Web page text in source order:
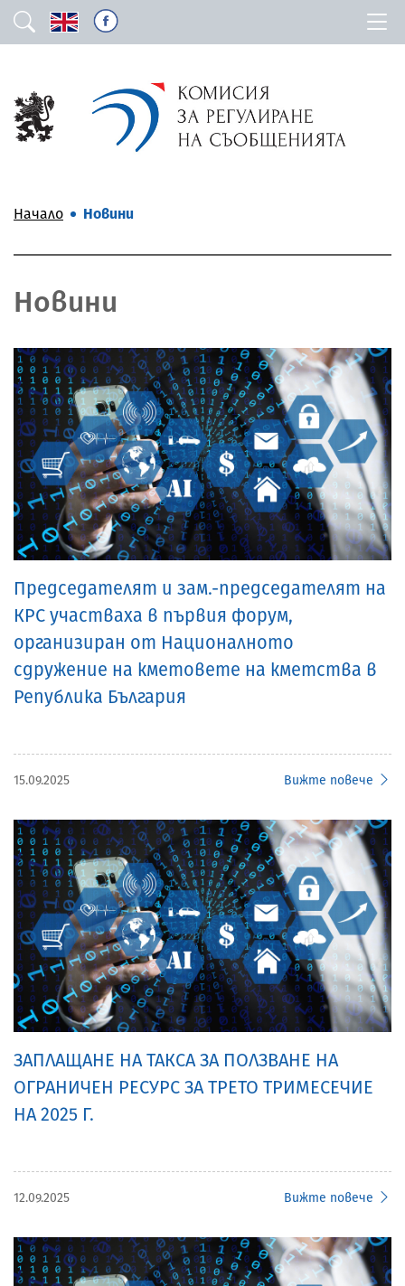
Начало Новини
Новини
Председателят и зам.-председателят на
КРС участваха в първия форум,
организиран от Националното
сдружение на кметовете на кметства в
Република България
15.09.2025 Вижте повече
ЗАПЛАЩАНЕ НА ТАКСА ЗА ПОЛЗВАНЕ НА
ОГРАНИЧЕН РЕСУРС ЗА ТРЕТО ТРИМЕСЕЧИЕ
НА 2025 Г.
12.09.2025 Вижте повече